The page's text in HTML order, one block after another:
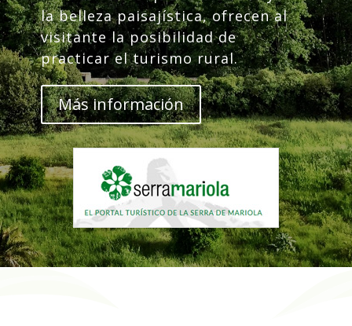
la belleza paisajística, ofrecen al
visitante la posibilidad de
practicar el turismo rural.
Más información